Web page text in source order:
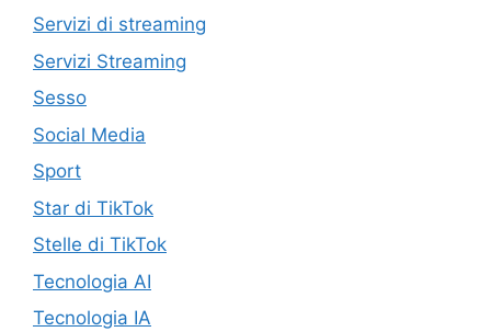
Servizi di streaming
Servizi Streaming
Sesso
Social Media
Sport
Star di TikTok
Stelle di TikTok
Tecnologia AI
Tecnologia IA